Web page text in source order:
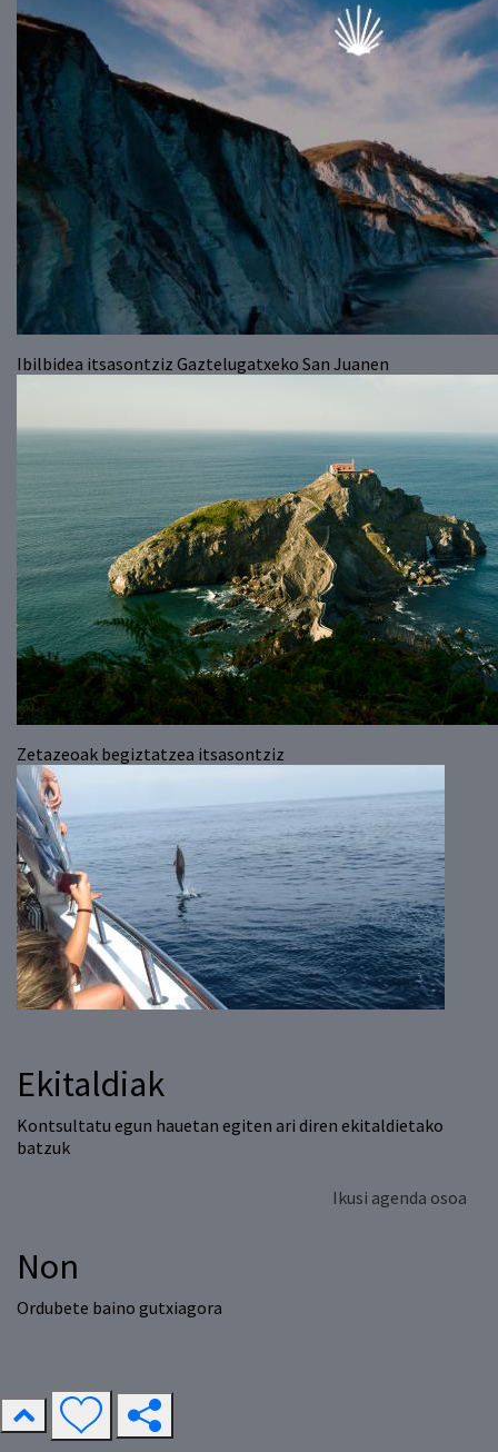
Ibilbidea itsasontziz Gaztelugatxeko San Juanen
Zetazeoak begiztatzea itsasontziz
Ekitaldiak
Kontsultatu egun hauetan egiten ari diren ekitaldietako
batzuk
Ikusi agenda osoa
Non
Ordubete baino gutxiagora